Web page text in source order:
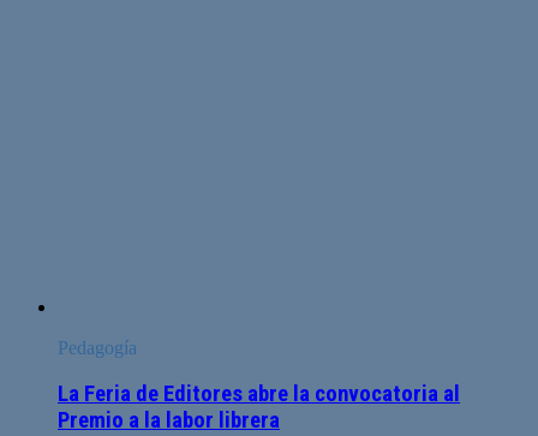
Pedagogía
La Feria de Editores abre la convocatoria al
Premio a la labor librera